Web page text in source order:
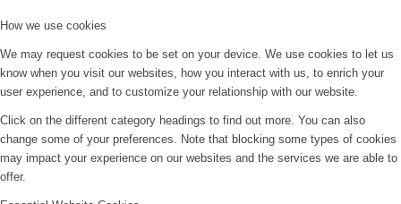
How we use cookies
We may request cookies to be set on your device. We use cookies to let us
know when you visit our websites, how you interact with us, to enrich your
user experience, and to customize your relationship with our website.
Click on the different category headings to find out more. You can also
change some of your preferences. Note that blocking some types of cookies
may impact your experience on our websites and the services we are able to
offer.